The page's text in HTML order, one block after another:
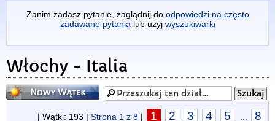
Zanim zadasz pytanie, zaglądnij do odpowiedzi na często
zadawane pytania lub użyj wyszukiwarki
Włochy - Italia
Napisz wątek
| Wątki: 193 | Strona 1 z 8 | 1 2 3 4 5 8